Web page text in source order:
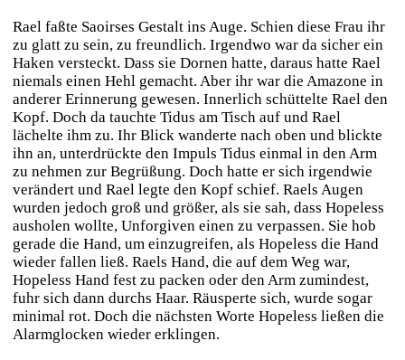
Rael faßte Saoirses Gestalt ins Auge. Schien diese Frau ihr
zu glatt zu sein, zu freundlich. Irgendwo war da sicher ein
Haken versteckt. Dass sie Dornen hatte, daraus hatte Rael
niemals einen Hehl gemacht. Aber ihr war die Amazone in
anderer Erinnerung gewesen. Innerlich schüttelte Rael den
Kopf. Doch da tauchte Tidus am Tisch auf und Rael
lächelte ihm zu. Ihr Blick wanderte nach oben und blickte
ihn an, unterdrückte den Impuls Tidus einmal in den Arm
zu nehmen zur Begrüßung. Doch hatte er sich irgendwie
verändert und Rael legte den Kopf schief. Raels Augen
wurden jedoch groß und größer, als sie sah, dass Hopeless
ausholen wollte, Unforgiven einen zu verpassen. Sie hob
gerade die Hand, um einzugreifen, als Hopeless die Hand
wieder fallen ließ. Raels Hand, die auf dem Weg war,
Hopeless Hand fest zu packen oder den Arm zumindest,
fuhr sich dann durchs Haar. Räusperte sich, wurde sogar
minimal rot. Doch die nächsten Worte Hopeless ließen die
Alarmglocken wieder erklingen.